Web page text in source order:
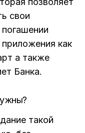
свои
как
а также
Банка.
такой